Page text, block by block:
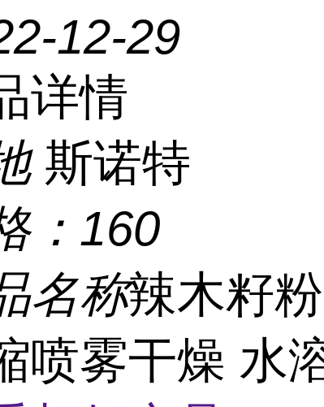
12-29
详情
斯诺特
： 160
名称辣木籽
喷雾干燥 水